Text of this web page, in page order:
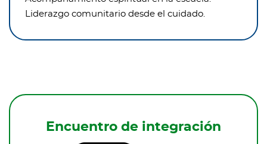
Liderazgo comunitario desde el cuidado.
Encuentro de integración